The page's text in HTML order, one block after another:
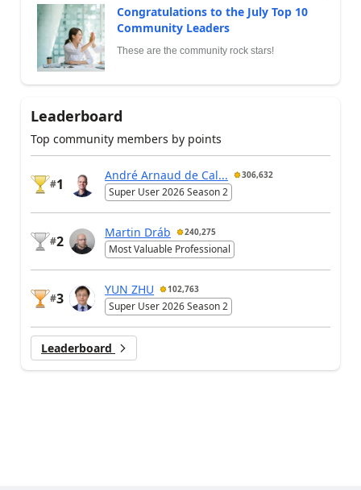
Congratulations to the July Top 10
Community Leaders
These are the community rock stars!
Leaderboard
Top community members by points
#1
André Arnaud de Cal... 306,632
Super User 2026 Season 2
#2
Martin Dráb 240,275
Most Valuable Professional
#3
YUN ZHU 102,763
Super User 2026 Season 2
Leaderboard